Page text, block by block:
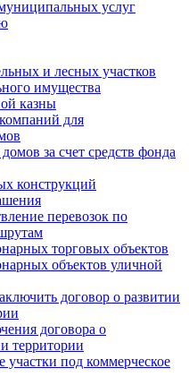
услуг
и лесных участков
имущества
казны
для
за счет средств фонда
конструкций
перевозок по
торговых объектов
объектов уличной
договор о развитии
договора о
территории
под коммерческое